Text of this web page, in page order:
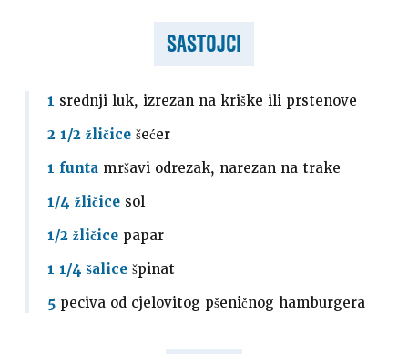
SASTOJCI
1 srednji luk, izrezan na kriške ili prstenove
2 1/2 žličice šećer
1 funta mršavi odrezak, narezan na trake
1/4 žličice sol
1/2 žličice papar
1 1/4 šalice špinat
5 peciva od cjelovitog pšeničnog hamburgera